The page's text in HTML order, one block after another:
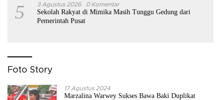
5 3 Agustus 2026 0 Komentar
Sekolah Rakyat di Mimika Masih Tunggu Gedung dari
Pemerintah Pusat
Foto Story
17 Agustus 2024
Marzalina Warwey Sukses Bawa Baki Duplikat